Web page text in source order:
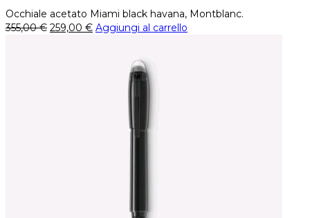
Occhiale acetato Miami black havana, Montblanc.
355,00€ 259,00 € Aggiungi al carrello